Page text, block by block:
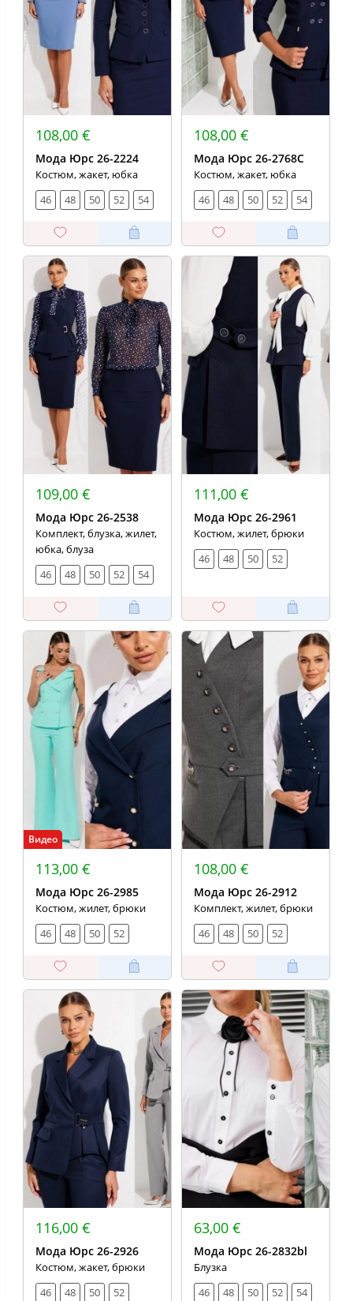
108,00 €
Мода Юрс 26-2224
Костюм, жакет, юбка
46
48 50 52 54
108,00 €
Мода Юрс 26-2768С
Костюм, жакет, юбка
46
48 50 52 54
109,00 €
Мода Юрс 26-2538
Комплект, блузка, жилет,
юбка, блуза
46
48 50 52 54
111,00 €
Мода Юрс 26-2961
Костюм, жилет, брюки
46
48 50 52
Видео
113,00 €
Мода Юрс 26-2985
Костюм, жилет, брюки
46
48 50 52
108,00 €
Мода Юрс 26-2912
Комплект, жилет, брюки
46
48 50 52
116,00 €
Мода Юрс 26-2926
Костюм, жакет, брюки
46
48 50 52
63,00 €
Мода Юрс 26-2832bl
Блузка
46
48 50 52 54